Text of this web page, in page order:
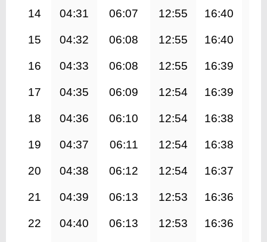
14 04:31 06:07 12:55 16:40
15 04:32 06:08 12:55 16:40
16 04:33 06:08 12:55 16:39
17 04:35 06:09 12:54 16:39
18 04:36 06:10 12:54 16:38
19 04:37 06:11 12:54 16:38
20 04:38 06:12 12:54 16:37
21 04:39 06:13 12:53 16:36
22 04:40 06:13 12:53 16:36